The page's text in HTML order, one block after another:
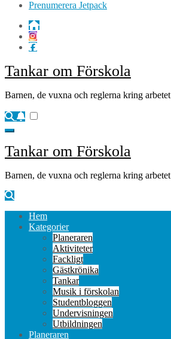
Prenumerera Jetpack
Tankar om Förskola
Barnen, de vuxna och reglerna kring arbetet
Tankar om Förskola
Barnen, de vuxna och reglerna kring arbetet
Hem
Kategorier
Planeraren
Aktiviteter
Fackligt
Gästkrönika
Tankar
Musik i förskolan
Studentbloggen
Undervisningen
Utbildningen
Planeraren